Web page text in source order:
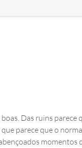
Das ruins parece
parece que o
momentos